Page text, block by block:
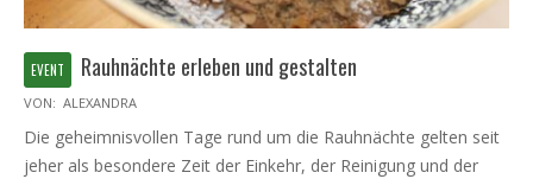
Rauhnächte erleben und gestalten
2026-
03-
06
VON: ALEXANDRA
Die geheimnisvollen Tage rund um die Rauhnächte gelten seit
jeher als besondere Zeit der Einkehr, der Reinigung und der